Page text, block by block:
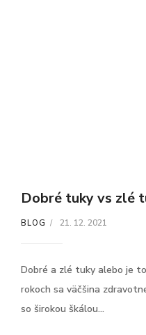
BLOG 21. 12. 2021
Dobré tuky vs zlé
Dobré a zlé tuky alebo je
rokoch sa väčšina
so širokou škálou...